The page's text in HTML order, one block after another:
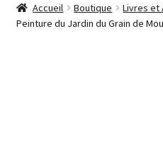
English
Accueil Boutique Livres et
Peinture du Jardin du Grain de